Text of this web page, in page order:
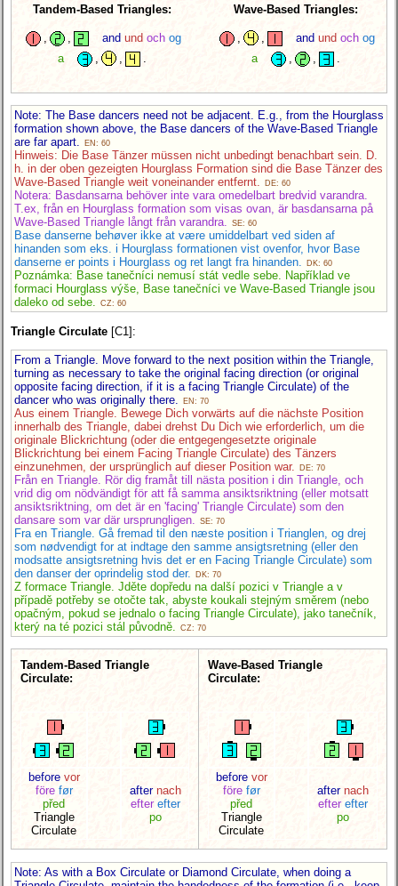
Tandem-Based Triangles:
and und och og
a
Wave-Based Triangles:
and und och og
a
Note: The Base dancers need not be adjacent. E.g., from the Hourglass
formation shown above, the Base dancers of the Wave-Based Triangle
are far apart.
EN: 60
Hinweis: Die Base Tänzer müssen nicht unbedingt benachbart sein. D.
h. in der oben gezeigten Hourglass Formation sind die Base Tänzer des
Wave-Based Triangle weit voneinander entfernt.
DE: 60
Notera: Basdansarna behöver inte vara omedelbart bredvid varandra.
T.ex, från en Hourglass formation som visas ovan, är basdansarna på
Wave-Based Triangle långt från varandra. SE: 60
Base danserne behøver ikke at være umiddelbart ved siden af
hinanden som eks. i Hourglass formationen vist ovenfor, hvor Base
danserne er points i Hourglass og ret langt fra hinanden.
DK: 60
Poznámka: Base tanečníci nemusí stát vedle sebe. Například ve
formaci Hourglass výše, Base tanečníci ve Wave-Based Triangle jsou
daleko od sebe. CZ: 60
Triangle Circulate [C1]:
From a Triangle. Move forward to the next position within the Triangle,
turning as necessary to take the original facing direction (or original
opposite facing direction, if it is a facing Triangle Circulate) of the
dancer who was originally there.
EN: 70
Aus einem Triangle. Bewege Dich vorwärts auf die nächste Position
innerhalb des Triangle, dabei drehst Du Dich wie erforderlich, um die
originale Blickrichtung (oder die entgegengesetzte originale
Blickrichtung bei einem Facing Triangle Circulate) des Tänzers
einzunehmen, der ursprünglich auf dieser Position war.
DE: 70
Från en Triangle. Rör dig framåt till nästa position i din Triangle, och
vrid dig om nödvändigt för att få samma ansiktsriktning (eller motsatt
ansiktsriktning, om det är en 'facing' Triangle Circulate) som den
dansare som var där ursprungligen.
SE: 70
Fra en Triangle. Gå fremad til den næste position i Trianglen, og drej
som nødvendigt for at indtage den samme ansigtsretning (eller den
modsatte ansigtsretning hvis det er en Facing Triangle Circulate) som
den danser der oprindelig stod der.
DK: 70
Z formace Triangle. Jděte dopředu na další pozici v Triangle a v
případě potřeby se otočte tak, abyste koukali stejným směrem (nebo
opačným, pokud se jednalo o facing Triangle Circulate), jako tanečník,
který na té pozici stál původně.
CZ: 70
Tandem-Based Triangle
Circulate:
before vor
före før
před
Triangle
Circulate
after nach
efter efter
po
Wave-Based Triangle
Circulate:
before vor
före før
před
Triangle
Circulate
after nach
efter efter
po
Note: As with a Box Circulate or Diamond Circulate, when doing a